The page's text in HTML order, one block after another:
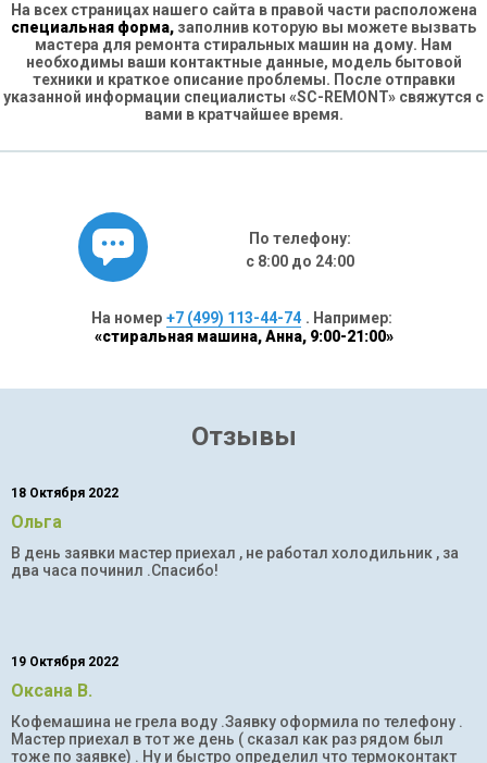
На всех страницах нашего сайта в правой части расположена
специальная форма, заполнив которую вы можете вызвать
мастера для ремонта стиральных машин на дому. Нам
необходимы ваши контактные данные, модель бытовой
техники и краткое описание проблемы. После отправки
указанной информации специалисты «SC-REMONT» свяжутся с
вами в кратчайшее время.
По телефону:
с 8:00 до 24:00
На номер +7 (499) 113-44-74 . Например:
«стиральная машина, Анна, 9:00-21:00»
Отзывы
18 Октября 2022
Ольга
В день заявки мастер приехал , не работал холодильник , за
два часа починил .Спасибо!
19 Октября 2022
Оксана В.
Кофемашина не грела воду .Заявку оформила по телефону .
Мастер приехал в тот же день ( сказал как раз рядом был
тоже по заявке) . Ну и быстро определил что термоконтакт